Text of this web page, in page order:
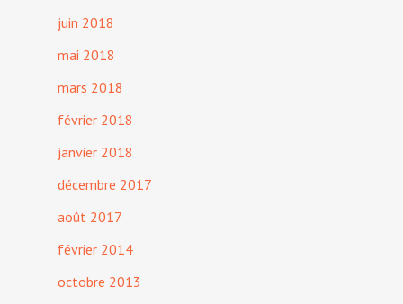
juin 2018
mai 2018
mars 2018
février 2018
janvier 2018
décembre 2017
août 2017
février 2014
octobre 2013